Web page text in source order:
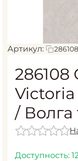
Артикул: 286108
Victoria
/
Доступность: